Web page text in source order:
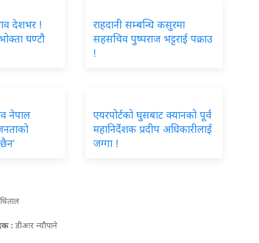
देशभर !
घण्टौ
राहदानी सम्बन्धि कसुरमा
सहसचिव पुष्पराज भट्टराई पक्राउ
!
नेपाल
एयरपोर्टको घुसबाट क्यानको पूर्व
महानिर्देशक प्रदीप अधिकारीलाई
जग्गा !
: डीआर न्याैपाने